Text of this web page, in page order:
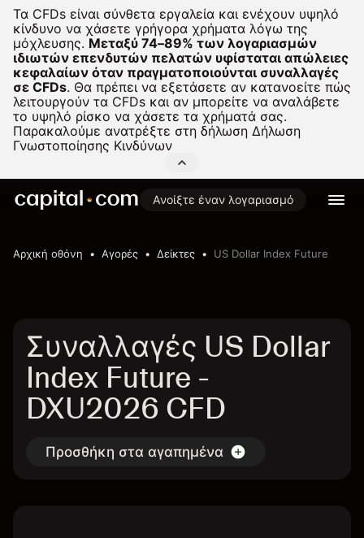
Τα CFDs είναι σύνθετα εργαλεία και ενέχουν υψηλό
κίνδυνο να χάσετε γρήγορα χρήματα λόγω της
μόχλευσης. Μεταξύ 74–89% των λογαριασμών
ιδιωτών επενδυτών πελατών υφίσταται απώλειες
κεφαλαίων όταν πραγματοποιούνται συναλλαγές
σε CFDs. Θα πρέπει να εξετάσετε αν κατανοείτε πώς
λειτουργούν τα CFDs και αν μπορείτε να αναλάβετε
το υψηλό ρίσκο να χάσετε τα χρήματά σας.
Παρακαλούμε ανατρέξτε στη δήλωση Δήλωση
Γνωστοποίησης Κινδύνων
Ανοίξτε έναν λογαριασμό
Αρχική οθόνη Αγορές Δείκτες US Dollar Index Future
Συναλλαγές US Dollar
Index Future -
DXU2026 CFD
Προσθήκη στα αγαπημένα